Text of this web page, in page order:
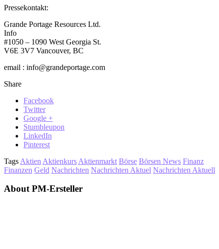
Pressekontakt:
Grande Portage Resources Ltd.
Info
#1050 – 1090 West Georgia St.
V6E 3V7 Vancouver, BC
email : info@grandeportage.com
Share
Facebook
Twitter
Google +
Stumbleupon
LinkedIn
Pinterest
Tags Aktien Aktienkurs Aktienmarkt Börse Börsen News Finanz
Finanzen Geld Nachrichten Nachrichten Aktuel Nachrichten Aktuell
About PM-Ersteller